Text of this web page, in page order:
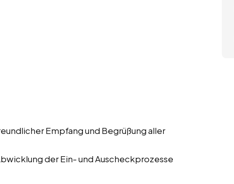
Empfang und Begrüßung aller
der Ein- und Auscheckprozesse